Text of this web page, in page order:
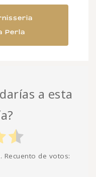
Perla
a esta
Recuento de votos: